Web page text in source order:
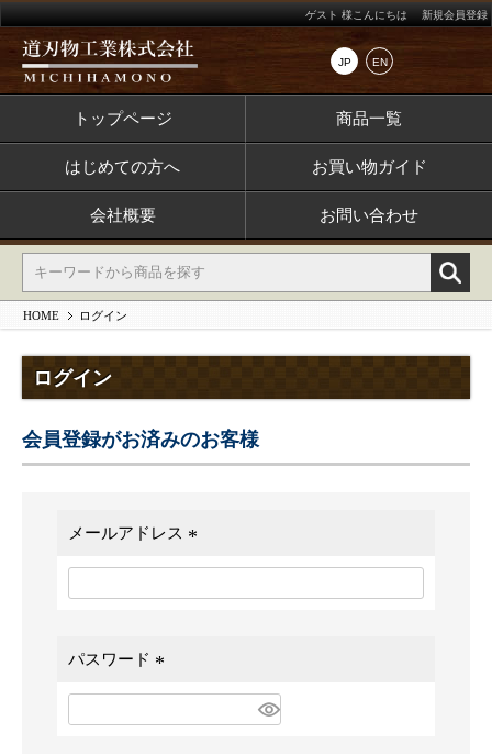
JP EN
ゲスト 様こんにちは 新規会員登録
トップページ 商品一覧
はじめての方へ お買い物ガイド
会社概要 お問い合わせ
HOME ログイン
ログイン
会員登録がお済みのお客様
メールアドレス
(
パスワード
(